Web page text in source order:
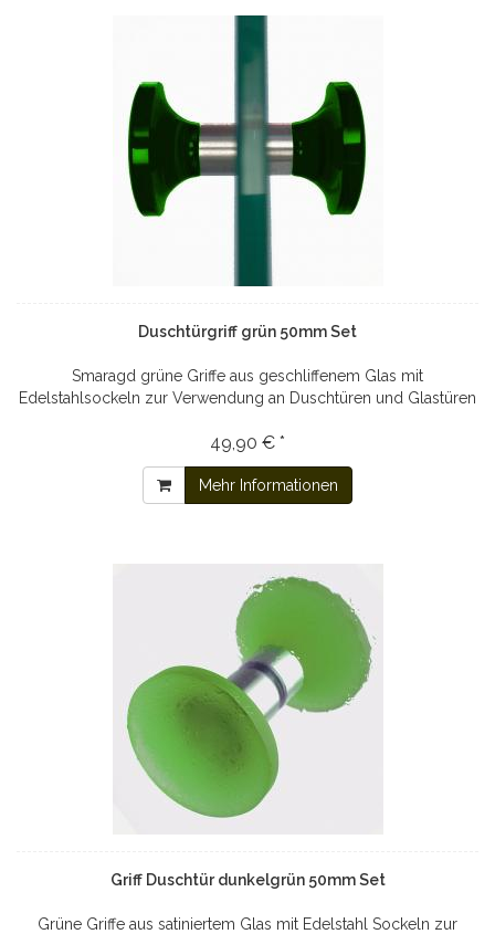
Duschtürgriff grün 50mm Set
Smaragd grüne Griffe aus geschliffenem Glas mit
Edelstahlsockeln zur Verwendung an Duschtüren und Glastüren
49,90 € *
Mehr Informationen
Griff Duschtür dunkelgrün 50mm Set
Grüne Griffe aus satiniertem Glas mit Edelstahl Sockeln zur